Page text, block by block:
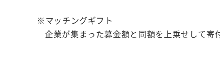
※マッチングギフト
企業が集まった募金額と同額を上乗せして寄